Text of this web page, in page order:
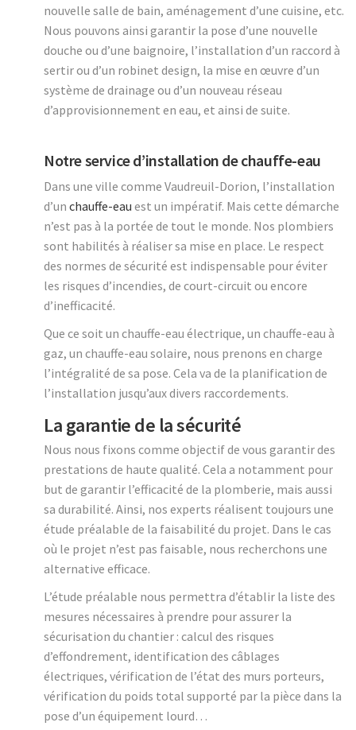
nouvelle salle de bain, aménagement d’une cuisine, etc.
Nous pouvons ainsi garantir la pose d’une nouvelle
douche ou d’une baignoire, l’installation d’un raccord à
sertir ou d’un robinet design, la mise en œuvre d’un
système de drainage ou d’un nouveau réseau
d’approvisionnement en eau, et ainsi de suite.
Notre service d’installation de chauffe-eau
Dans une ville comme Vaudreuil-Dorion, l’installation
d’un chauffe-eau est un impératif. Mais cette démarche
n’est pas à la portée de tout le monde. Nos plombiers
sont habilités à réaliser sa mise en place. Le respect
des normes de sécurité est indispensable pour éviter
les risques d’incendies, de court-circuit ou encore
d’inefficacité.
Que ce soit un chauffe-eau électrique, un chauffe-eau à
gaz, un chauffe-eau solaire, nous prenons en charge
l’intégralité de sa pose. Cela va de la planification de
l’installation jusqu’aux divers raccordements.
La garantie de la sécurité
Nous nous fixons comme objectif de vous garantir des
prestations de haute qualité. Cela a notamment pour
but de garantir l’efficacité de la plomberie, mais aussi
sa durabilité. Ainsi, nos experts réalisent toujours une
étude préalable de la faisabilité du projet. Dans le cas
où le projet n’est pas faisable, nous recherchons une
alternative efficace.
L’étude préalable nous permettra d’établir la liste des
mesures nécessaires à prendre pour assurer la
sécurisation du chantier : calcul des risques
d’effondrement, identification des câblages
électriques, vérification de l’état des murs porteurs,
vérification du poids total supporté par la pièce dans la
pose d’un équipement lourd…